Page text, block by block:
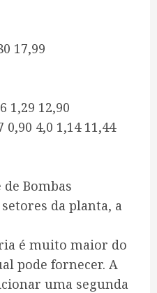
17,99
1,29 12,90
4,0 1,14 11,44
de Bombas
da planta, a
é muito maior do
pode fornecer. A
uma segunda